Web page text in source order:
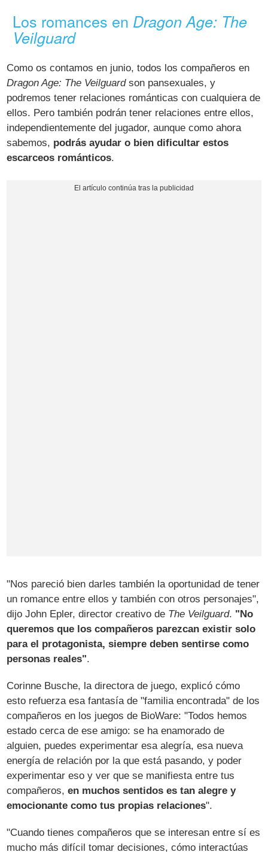
Los romances en Dragon Age: The
Veilguard
Como os contamos en junio, todos los compañeros en
Dragon Age: The Veilguardson pansexuales, y
podremos tener relaciones románticas con cualquiera de
ellos. Pero también podrán tener relaciones entre ellos,
independientemente del jugador, aunque como ahora
sabemos, podrás ayudar o bien dificultar estos
escarceos románticos.
"Nos pareció bien darles también la oportunidad de tener
un romance entre ellos y también con otros personajes",
dijo John Epler, director creativo de The Veilguard. "No
queremos que los compañeros parezcan existir solo
para el protagonista, siempre deben sentirse como
personas reales".
Corinne Busche, la directora de juego, explicó cómo
esto refuerza esa fantasía de "familia encontrada" de los
compañeros en los juegos de BioWare: "Todos hemos
estado cerca de ese amigo: se ha enamorado de
alguien, puedes experimentar esa alegría, esa nueva
energía de relación por la que está pasando, y poder
experimentar eso y ver que se manifiesta entre tus
compañeros,en muchos sentidos es tan alegre y
emocionante como tus propias relaciones".
"Cuando tienes compañeros que se interesan entre sí es
mucho más difícil tomar decisiones, cómo interactúas